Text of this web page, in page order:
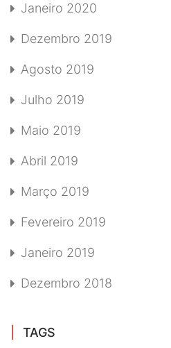
Janeiro 2020
Dezembro 2019
Agosto 2019
Julho 2019
Maio 2019
Abril 2019
Março 2019
Fevereiro 2019
Janeiro 2019
Dezembro 2018
TAGS